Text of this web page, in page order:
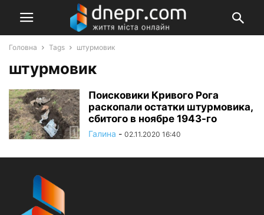
Головна Tags штурмовик
штурмовик
Поисковики Кривого Рога
раскопали остатки штурмовика,
сбитого в ноябре 1943-го
Галина - 02.11.2020 16:40